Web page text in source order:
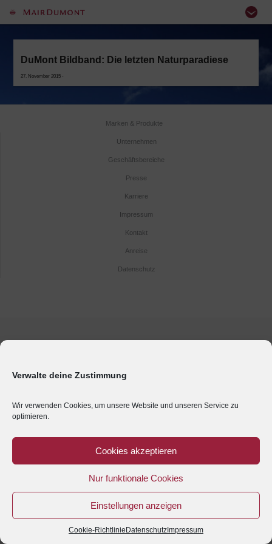
Verwalte deine Zustimmung
Wir verwenden Cookies, um unsere Website und unseren Service zu
optimieren.
Cookies akzeptieren
Nur funktionale Cookies
Einstellungen anzeigen
Cookie-Richtlinie Datenschutz Impressum
DuMont Bildband: Die letzten Naturparadiese
27. November 2015 -
Marken & Produkte
Unternehmen
Geschäftsbereiche
Presse
Karriere
Impressum
Kontakt
Anreise
Datenschutz